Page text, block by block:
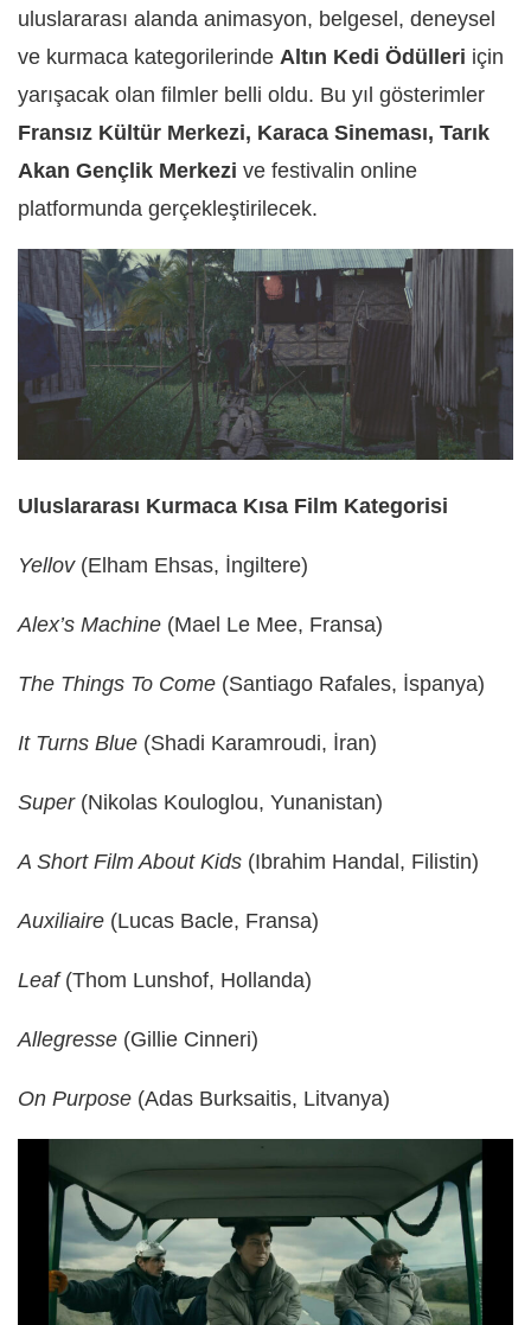
uluslararası alanda animasyon, belgesel, deneysel
ve kurmaca kategorilerinde Altın Kedi Ödülleri için
yarışacak olan filmler belli oldu. Bu yıl gösterimler
Fransız Kültür Merkezi, Karaca Sineması, Tarık
Akan Gençlik Merkezi ve festivalin online
platformunda gerçekleştirilecek.
Uluslararası Kurmaca Kısa Film Kategorisi
Yellov(Elham Ehsas, İngiltere)
Alex’s Machine (Mael Le Mee, Fransa)
The Things To Come (Santiago Rafales, İspanya)
It Turns Blue (Shadi Karamroudi, İran)
Super(Nikolas Kouloglou, Yunanistan)
A Short Film About Kids (Ibrahim Handal, Filistin)
Auxiliaire (Lucas Bacle, Fransa)
Leaf(Thom Lunshof, Hollanda)
Allegresse (Gillie Cinneri)
On Purpose (Adas Burksaitis, Litvanya)